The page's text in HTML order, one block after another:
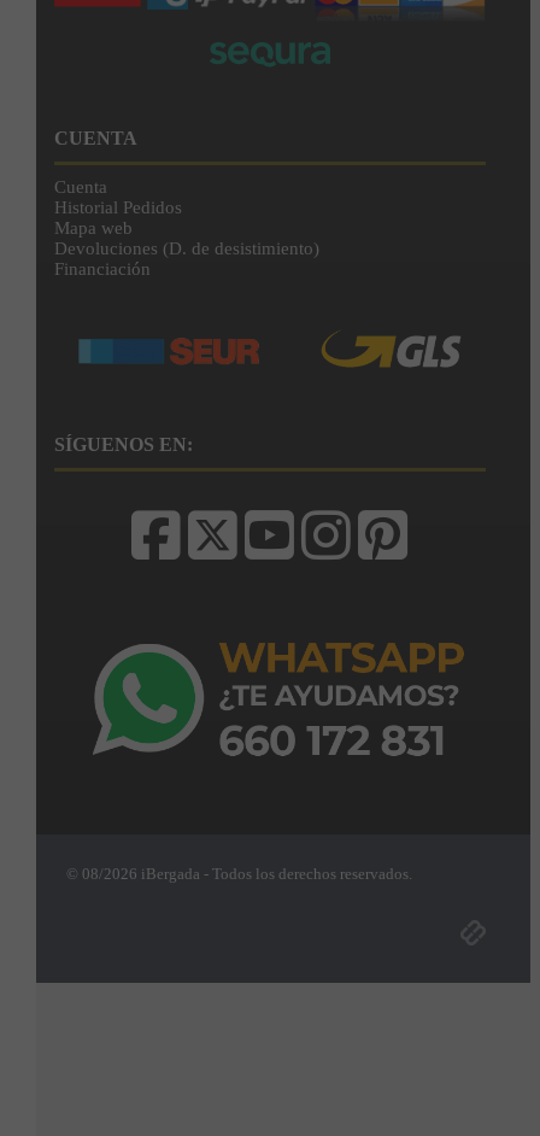
CUENTA
Cuenta
Historial Pedidos
Mapa web
Devoluciones (D. de desistimiento)
Financiación
SÍGUENOS EN:
© 08/2026 iBergada - Todos los derechos reservados.